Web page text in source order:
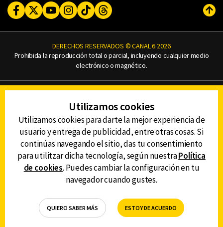
FacebookTwitterYoutubeInstagram
TikTokThreads
DERECHOS RESERVADOS © CANAL 6 2026
Prohibida la reproducción total o parcial, incluyendo cualquier medio
electrónico o magnético.
AVISO DE PRIVACIDAD
AVISO LEGAL
DEFENSORÍA DE LAS AUDIENCIAS
DESCARGA LA APP DE CANAL 6
Utilizamos cookies
Utilizamos cookies para darte la mejor experiencia de
usuario y entrega de publicidad, entre otras cosas. Si
continúas navegando el sitio, das tu consentimiento
para utilitzar dicha tecnología, según nuestraPolítica
de cookies. Puedes cambiar la configuración en tu
navegador cuando gustes.
QUIERO SABER MÁS ESTOY DE ACUERDO